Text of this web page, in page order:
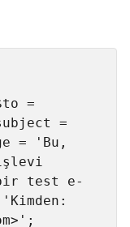
=
=
= 'Bu,
test e-